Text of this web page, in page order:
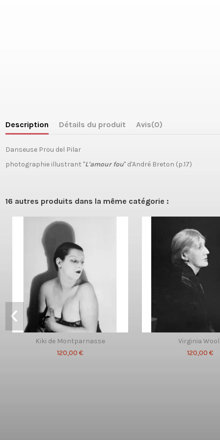
Description Détails du produit Avis(0)
Danseuse Prou del Pilar
photographie illustrant "L'amour fou" d'André Breton (p.17)
16 autres produits dans la même catégorie :
Kiki de Montparnasse
120,00 €
Virginia
120,00 €